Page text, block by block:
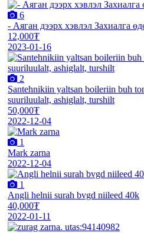
6
- Аяган дээрх хэвлэл Захиалга
12,000₮
2023-01-16
2
Santehnikiin yaltsan boileriin buh
suuriluulalt, ashiglalt, turshilt
50,000₮
2022-12-04
1
Mark zarna
2022-12-04
1
Angli helnii surah bvgd niileed 40k
40,000₮
2022-01-11